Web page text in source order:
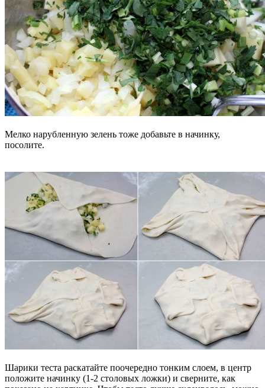
Мелко нарубленную зелень тоже добавьте в начинку,
посолите.
Шарики теста раскатайте поочередно тонким слоем, в центр
положите начинку (1-2 столовых ложки) и сверните, как